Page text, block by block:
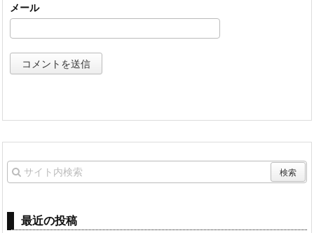
メール
最近の投稿